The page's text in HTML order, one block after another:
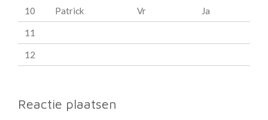
10 Patrick Vr Ja
11
12
Reactie plaatsen